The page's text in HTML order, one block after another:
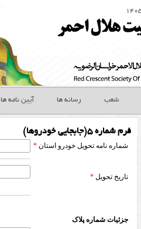
شعب رسانه ها آیین نامه ها
فرم شماره 5(جابجایی خودروها)
شماره نامه تحویل خودرو استان *
تاریخ تحویل *
جزئیات شماره پلاک